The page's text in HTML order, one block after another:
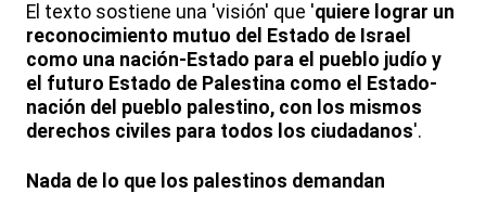
El texto sostiene una 'visión' que 'quiere lograr un
reconocimiento mutuo del Estado de Israel
como una nación-Estado para el pueblo judío y
el futuro Estado de Palestina como el Estado-
nación del pueblo palestino, con los mismos
derechos civiles para todos los ciudadanos'.
Nada de lo que los palestinos demandan